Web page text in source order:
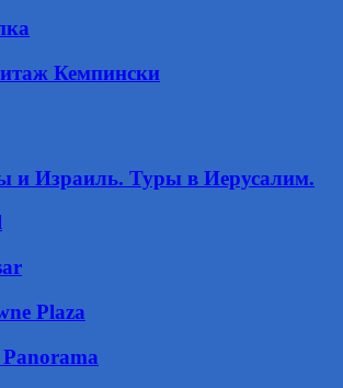
Кемпински
и Израиль. Туры в Иерусалим.
Plaza
Panorama